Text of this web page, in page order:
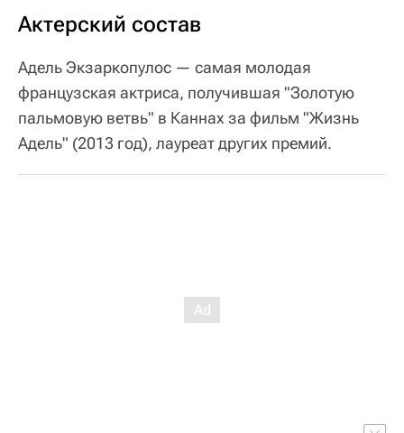
Актерский состав
Адель Экзаркопулос — самая молодая
французская актриса, получившая "Золотую
пальмовую ветвь" в Каннах за фильм "Жизнь
Адель" (2013 год), лауреат других премий.